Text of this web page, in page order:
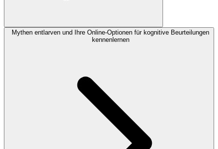
Mythen entlarven und Ihre Online-Optionen für kognitive Beurteilungen
kennenlernen